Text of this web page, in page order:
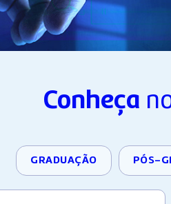
Conheça
GRADUAÇÃO PÓS-